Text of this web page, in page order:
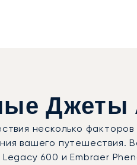
Джеты
несколько
вашего
600 и Embraer